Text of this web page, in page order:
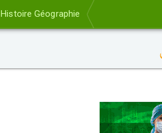
Histoire Géographie